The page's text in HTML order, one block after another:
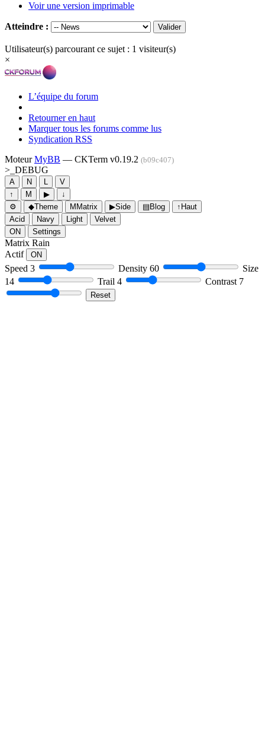
Voir une version imprimable
Atteindre :
Utilisateur(s) parcourant ce sujet : 1 visiteur(s)
×
L’équipe du forum
Retourner en haut
Marquer tous les forums comme lus
Syndication RSS
MoteurMyBB — CKTerm v0.19.2 (b09c407)
>_ DEBUG
A N L
V
↑
M ▶
↓
⚙
◆Theme M Matrix ▶Side ▤Blog ↑ Haut
Acid
Navy Light
Velvet
ON
Settings
Matrix Rain
Actif
ON
Speed 3 Density 60
Size
14
Trail 4 Contrast 7
Reset